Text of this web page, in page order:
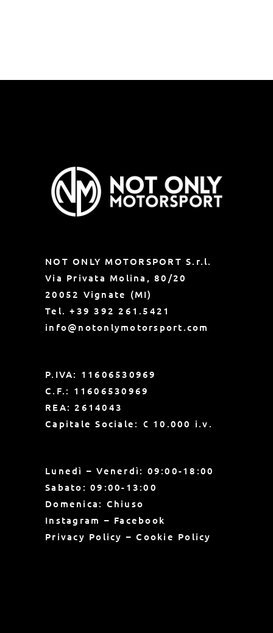
NOT ONLY MOTORSPORT S.r.l.
Via Privata Molina, 80/20
20052 Vignate (MI)
Tel.+39 392 261.5421
info@notonlymotorsport.com
P.IVA: 11606530969
C.F.: 11606530969
REA: 2614043
Capitale Sociale: € 10.000 i.v.
Lunedì –Venerdì: 09:00-18:00
Sabato: 09:00-13:00
Domenica: Chiuso
Instagram – Facebook
Privacy Policy –Cookie Policy